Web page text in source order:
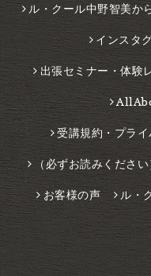
ル・クール中野智美か
インスタ
出張セミナー・体験
受講規約・プラ
（必ずお読みくださ
お客様の声 ル・